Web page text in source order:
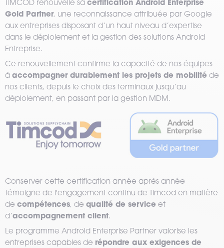
TIMCOD renouvelle sa
Gold Partner, une reconnaissance attribuée par Google
aux entreprises disposant d’un haut niveau d’expertise
dans le déploiement et la gestion des solutions Android
Entreprise.
Ce renouvellement confirme la capacité de nos équipes
à accompagner durablement les projets de mobilité de
nos clients, depuis le choix des terminaux jusqu’au
déploiement, en passant par la gestion MDM.
Conserver cette certification année après année
témoigne de l'engagement continu de Timcod en matière
de compétences, de qualité de service et
d’accompagnement client.
Le programme Android Enterprise Partner valorise les
entreprises capables de répondre aux exigences de